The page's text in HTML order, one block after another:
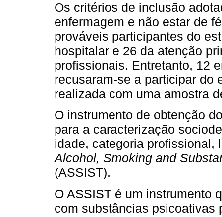
Os critérios de inclusão
enfermagem e não estar de
prováveis participantes do
hospitalar e 26 da atenção
profissionais. Entretanto, 12
recusaram-se a participar do
realizada com uma amostra
O instrumento de obtenção
para a caracterização
idade, categoria profissional,
Alcohol, Smoking and
(ASSIST).
O ASSIST é um instrumento
com substâncias psicoativas